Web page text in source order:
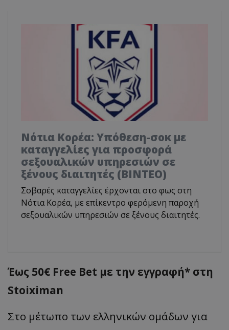
Νότια Κορέα: Υπόθεση-σοκ με
καταγγελίες για προσφορά
σεξουαλικών υπηρεσιών σε
ξένους διαιτητές (BINTEO)
Σοβαρές καταγγελίες έρχονται στο φως στη
Νότια Κορέα, με επίκεντρο φερόμενη παροχή
σεξουαλικών υπηρεσιών σε ξένους διαιτητές.
Έως 50€ Free Bet με την εγγραφή* στη
Stoiximan
Στο μέτωπο των ελληνικών ομάδων για